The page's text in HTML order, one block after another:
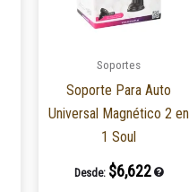
Soportes
Soporte Para Auto
Universal Magnético 2 en
1 Soul
Desde: $6,622